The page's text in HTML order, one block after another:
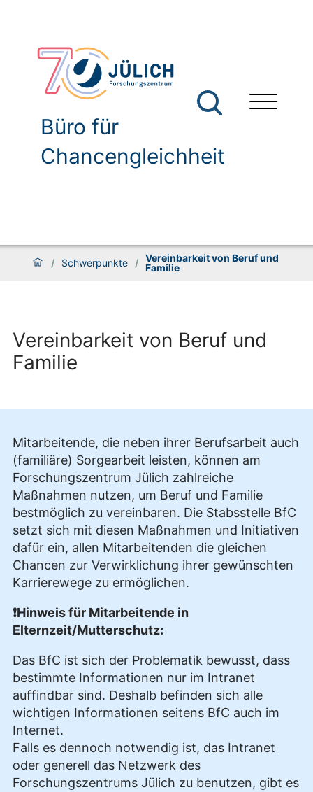
Büro für
Chancengleichheit
/ Schwerpunkte / Vereinbarkeit von Beruf und
Familie
Vereinbarkeit von Beruf und
Familie
Mitarbeitende, die neben ihrer Berufsarbeit auch
(familiäre) Sorgearbeit leisten, können am
Forschungszentrum Jülich zahlreiche
Maßnahmen nutzen, um Beruf und Familie
bestmöglich zu vereinbaren. Die Stabsstelle BfC
setzt sich mit diesen Maßnahmen und Initiativen
dafür ein, allen Mitarbeitenden die gleichen
Chancen zur Verwirklichung ihrer gewünschten
Karrierewege zu ermöglichen.
❗Hinweis für Mitarbeitende in
Elternzeit/Mutterschutz:
Das BfC ist sich der Problematik bewusst, dass
bestimmte Informationen nur im Intranet
auffindbar sind. Deshalb befinden sich alle
wichtigen Informationen seitens BfC auch im
Internet.
Falls es dennoch notwendig ist, das Intranet
oder generell das Netzwerk des
Forschungszentrums Jülich zu benutzen, gibt es